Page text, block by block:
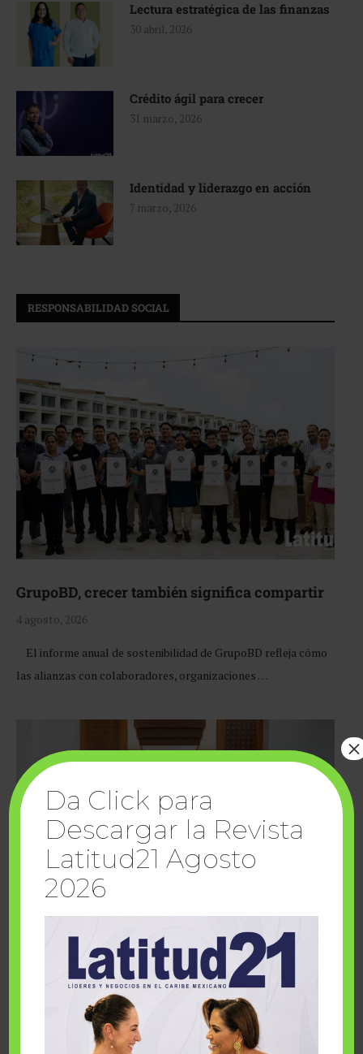
Lectura estratégica de las finanzas
30 abril, 2026
Crédito ágil para crecer
31 marzo, 2026
Identidad y liderazgo en acción
7 marzo, 2026
RESPONSABILIDAD SOCIAL
GrupoBD, crecer también significa compartir
4 agosto, 2026
El informe anual de sostenibilidad de GrupoBD refleja cómo
las alianzas con colaboradores, organizaciones …
Cuando la solidaridad inspira; cumplen
sueños Fairmont Mayakoba y Make-A-Wish
Da Click para
Descargar la Revista
Latitud21 Agosto
2026
×